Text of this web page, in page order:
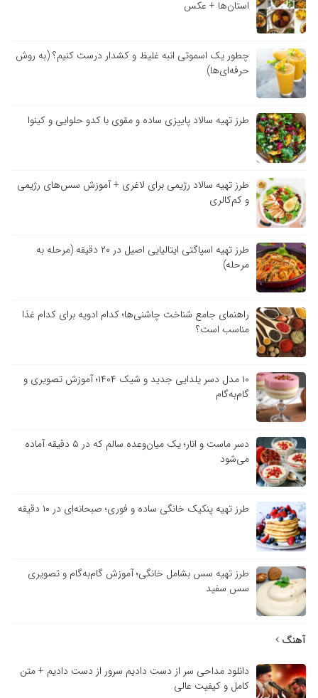
استان‌ها + عکس
چطور یک اسموتی انبه غلیظ و کشدار درست کنیم؟ (به روش
حرفه‌ای‌ها)
طرز تهیه سالاد پاییزی ساده و مقوی با کدو حلوایی و کینوا
طرز تهیه سالاد رژیمی برای لاغری + آموزش سس‌های رژیمی
و کم‌کالری
طرز تهیه اسپاگتی ایتالیایی اصیل در ۲۰ دقیقه (مرحله به
مرحله)
راهنمای جامع شناخت چاشنی‌ها؛ کدام ادویه برای کدام غذا
مناسب است؟
۱۰ مدل دسر یلدایی جدید و شیک ۱۴۰۴؛ آموزش تصویری و
گام‌به‌گام
دسر ماست و انار؛ یک میان‌وعده سالم که در ۵ دقیقه آماده
می‌شود
طرز تهیه پنکیک خانگی ساده و فوری؛ صبحانه‌ای در ۱۰ دقیقه
طرز تهیه سس بشامل خانگی؛ آموزش گام‌به‌گام و تصویری
سس سفید
آهنگ
دانلود مداحی سر از دست دادیم سرور از دست دادیم + متن
کامل و کیفیت عالی